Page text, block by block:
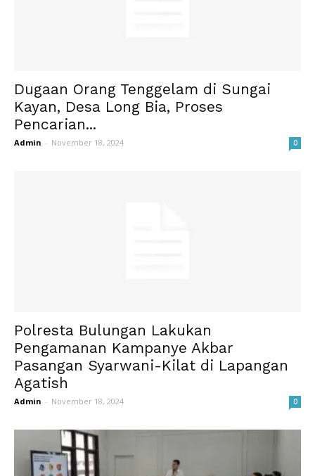
Dugaan Orang Tenggelam di Sungai
Kayan, Desa Long Bia, Proses
Pencarian...
Admin - November 18, 2024 0
Polresta Bulungan Lakukan
Pengamanan Kampanye Akbar
Pasangan Syarwani-Kilat di Lapangan
Agatish
Admin - November 18, 2024 0